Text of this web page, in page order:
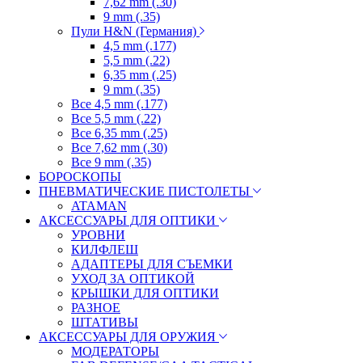
9 mm (.35)
Пули H&N (Германия)
4,5 mm (.177)
5,5 mm (.22)
6,35 mm (.25)
9 mm (.35)
Все 4,5 mm (.177)
Все 5,5 mm (.22)
Все 6,35 mm (.25)
Все 7,62 mm (.30)
Все 9 mm (.35)
БОРОСКОПЫ
ПНЕВМАТИЧЕСКИЕ ПИСТОЛЕТЫ
ATAMAN
АКСЕССУАРЫ ДЛЯ ОПТИКИ
УРОВНИ
КИЛФЛЕШ
АДАПТЕРЫ ДЛЯ СЪЕМКИ
УХОД ЗА ОПТИКОЙ
КРЫШКИ ДЛЯ ОПТИКИ
РАЗНОЕ
ШТАТИВЫ
АКСЕССУАРЫ ДЛЯ ОРУЖИЯ
МОДЕРАТОРЫ